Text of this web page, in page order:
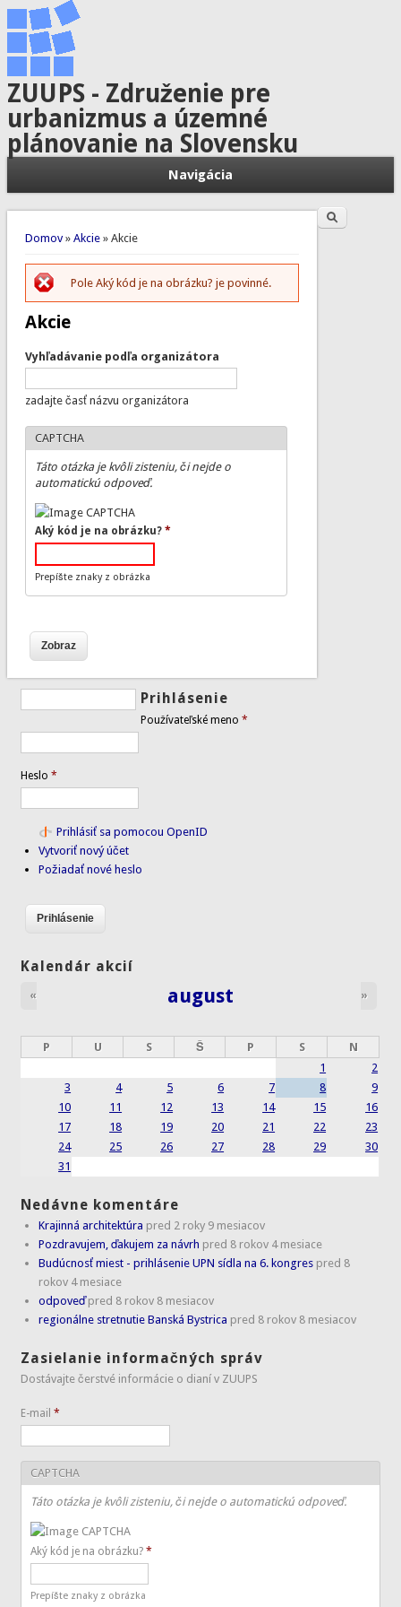
ZUUPS - Združenie pre
urbanizmus a územné
plánovanie na Slovensku
Navigácia
Nachádzate sa tu
Domov» Akcie» Akcie
Chybová správa
Pole Aký kód je na obrázku? je povinné.
Akcie
Vyhľadávanie podľa organizátora
zadajte časť názvu organizátora
CAPTCHA
Táto otázka je kvôli zisteniu, či nejde o
automatickú odpoveď.
Aký kód je na obrázku? *
Prepíšte znaky z obrázka
Vyhľadávanie Hľadať
Prihlásenie
Používateľské meno*
Heslo*
Prihlásiť sa pomocou OpenID
Vytvoriť nový účet
Požiadať nové heslo
Kalendár akcií
august
« »
P U S Š P S
N
1
2
3
4 5 6 7 8
9
10
11 12 13 14 15
16
17
18 19 20 21 22
23
24
25 26 27 28 29
30
31
Nedávne komentáre
Krajinná architektúra pred 2 roky 9 mesiacov
Pozdravujem, ďakujem za návrh pred 8 rokov 4 mesiace
Budúcnosť miest - prihlásenie UPN sídla na 6. kongres pred 8
rokov 4 mesiace
odpoveď pred 8 rokov 8 mesiacov
regionálne stretnutie Banská Bystrica pred 8 rokov 8 mesiacov
Zasielanie informačných správ
Dostávajte čerstvé informácie o dianí v ZUUPS
E-mail*
CAPTCHA
Táto otázka je kvôli zisteniu, či nejde o automatickú odpoveď.
Aký kód je na obrázku?*
Prepíšte znaky z obrázka